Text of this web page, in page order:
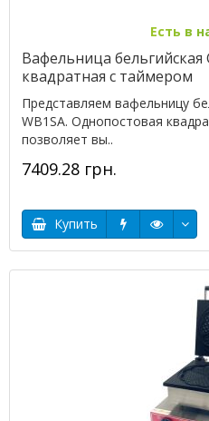
Есть в
Вафельница бельгийская
квадратная с таймером
Представляем вафельницу
WB1SA. Однопостовая
позволяет вы..
7409.28 грн.
Купить